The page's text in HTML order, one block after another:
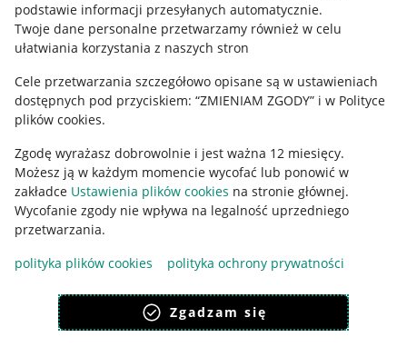
podstawie informacji przesyłanych automatycznie.
Twoje dane personalne przetwarzamy również w celu
ułatwiania korzystania z naszych stron
Cele przetwarzania szczegółowo opisane są w ustawieniach
dostępnych pod przyciskiem: “ZMIENIAM ZGODY” i w Polityce
plików cookies.
Zgodę wyrażasz dobrowolnie i jest ważna 12 miesięcy.
Możesz ją w każdym momencie wycofać lub ponowić w
zakładce Ustawienia plików cookies na stronie głównej.
Wycofanie zgody nie wpływa na legalność uprzedniego
przetwarzania.
polityka plików cookies
polityka ochrony prywatności
Zgadzam się
Polityka plików "cookies"
Ustawienia plików "cookies"
Udostępnianie lokalizacji
Informacje dla Aktu o Usługach Cyfrowych
Pobierz aplikację